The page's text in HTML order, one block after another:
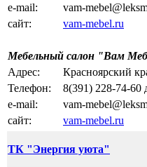
e-mail:
vam-
сайт:
vam-mebel.ru
Мебельный салон "Вам
Адрес:
Красноярский
Телефон:
8(391) 228-74-60
e-mail:
vam-
сайт:
vam-mebel.ru
ТК "Энергия уюта"